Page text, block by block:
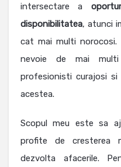
intersectare a
disponibilitatea, atunci
cat mai multi
nevoie de mai multi
profesionisti curajosi
acestea.
Scopul meu este sa
profite de cresterea
dezvolta afacerile.